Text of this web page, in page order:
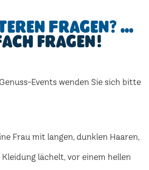
Fragen? …
fragen!
Events wenden Sie sich bitte